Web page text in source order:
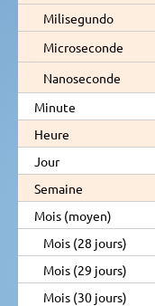
Milisegundo
Microseconde
Nanoseconde
Minute
Heure
Jour
Semaine
Mois (moyen)
Mois (28 jours)
Mois (29 jours)
Mois (30 jours)